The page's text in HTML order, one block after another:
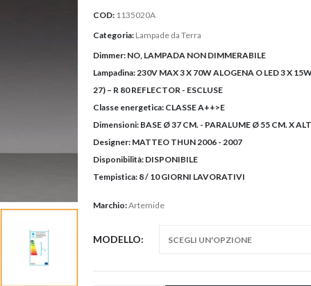
COD: 1135020A
Categoria: Lampade da Terra
Dimmer: NO, LAMPADA NON DIMMERABILE
Lampadina: 230V MAX 3 X 70W ALOGENA O LED 3 X
27) – R 80 REFLECTOR - ESCLUSE
Classe energetica: CLASSE A++>E
Dimensioni: BASE Ø 37 CM. - PARALUME Ø 55 CM. X
Designer: MATTEO THUN 2006 - 2007
Disponibilità: DISPONIBILE
Tempistica: 8 / 10 GIORNI LAVORATIVI
Marchio:Artemide
MODELLO